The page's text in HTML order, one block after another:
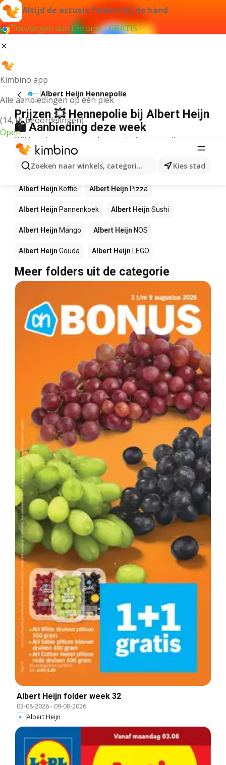
Altijd de actuele folders bij de hand
Toevoegen aan Chrome - GRATIS
Kimbino app
Alle aanbiedingen op één plek
(14,1K beoordelingen)
Open
Zoeken naar winkels, categorieën, producten...
Kies stad
Albert Heijn Hennepolie
Prijzen 💥 Hennepolie bij Albert Heijn
🛍️ Aanbieding deze week
Wij konden geen resultaten vinden voor die term.
Andere producten in winkels Albert
Heijn
Albert Heijn Koffie Albert Heijn Pizza
Albert Heijn Pannenkoek Albert Heijn Sushi
Albert Heijn Mango Albert Heijn NOS
Albert Heijn Gouda Albert Heijn LEGO
Meer folders uit de categorie
Albert Heijn folder week 32
03-08-2026- 09-08-2026
Albert Heijn